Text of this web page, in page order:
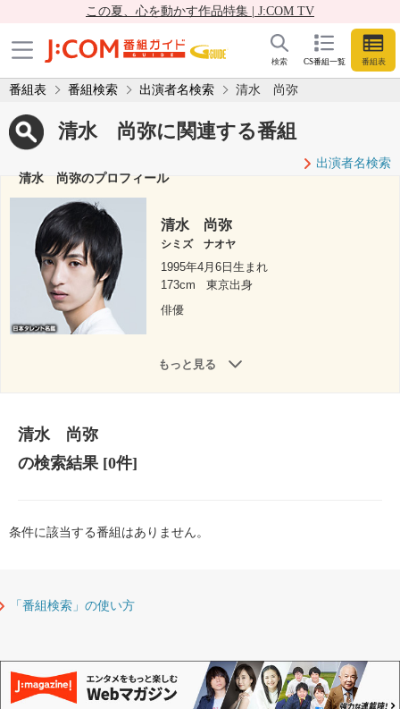
この夏、心を動かす作品特集 | J:COM TV
CS番組一覧 番組表
検索
番組表 番組検索 出演者名検索 清水 尚弥
清水 尚弥に関連する番組
出演者名検索
清水 尚弥のプロフィール
清水 尚弥
シミズ ナオヤ
1995年4月6日生まれ
173cm
東京出身
俳優
もっと見る
清水 尚弥
の検索結果[0件]
条件に該当する番組はありません。
「番組検索」の使い方